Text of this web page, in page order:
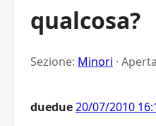
qualcosa?
Sezione: Minori ·
duedue20/07/2010